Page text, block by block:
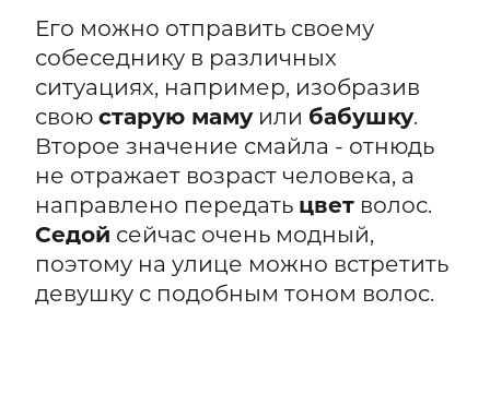
Его можно отправить своему
собеседнику в различных
ситуациях, например, изобразив
свою старую мамуили бабушку.
Второе значение смайла - отнюдь
не отражает возраст человека, а
направлено передать цветволос.
Седой сейчас очень модный,
поэтому на улице можно встретить
девушку с подобным тоном волос.